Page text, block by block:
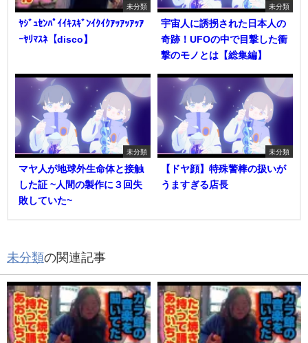
未分類
ﾔｼﾞｭｾﾝﾊﾟｲｲｷｽｷﾞﾝｲｸｲｸｱｯｱｯｱｯｱ
ｰﾔﾘﾏｽﾈ【disco】
未分類
宇宙人に誘拐された日本人の
奇跡！UFOの中で目撃した衝
撃のモノとは【総集編】
未分類
マヤ人が地球外生命体と接触
した証 ~人間の製作に３回失
敗していた~
未分類
【ドヤ顔】特殊警棒の扱いが
うますぎる店長
未分類の関連記事